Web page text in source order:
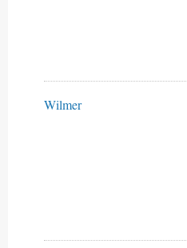
Wilmer